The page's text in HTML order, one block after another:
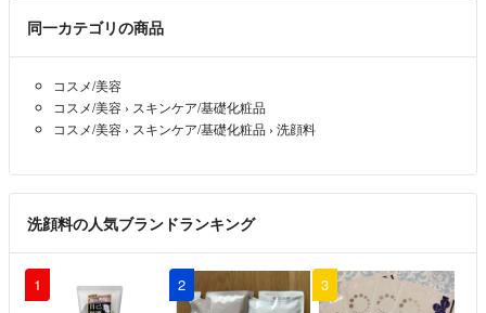
同一カテゴリの商品
コスメ/美容
コスメ/美容 › スキンケア/基礎化粧品
コスメ/美容 › スキンケア/基礎化粧品 › 洗顔料
洗顔料の人気ブランドランキング
1 2 3